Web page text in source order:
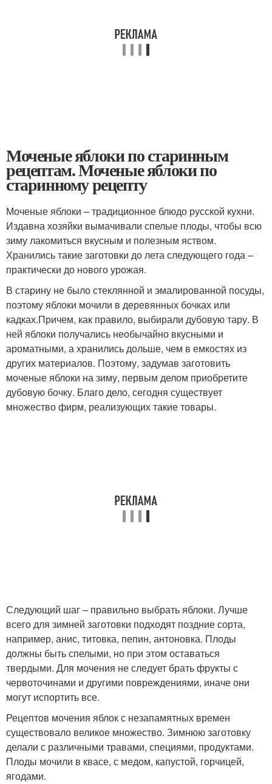
Моченые яблоки по старинным
рецептам. Моченые яблоки по
старинному рецепту
Моченые яблоки – традиционное блюдо русской кухни.
Издавна хозяйки вымачивали спелые плоды, чтобы всю
зиму лакомиться вкусным и полезным яством.
Хранились такие заготовки до лета следующего года –
практически до нового урожая.
В старину не было стеклянной и эмалированной посуды,
поэтому яблоки мочили в деревянных бочках или
кадках.Причем, как правило, выбирали дубовую тару. В
ней яблоки получались необычайно вкусными и
ароматными, а хранились дольше, чем в емкостях из
других материалов. Поэтому, задумав заготовить
моченые яблоки на зиму, первым делом приобретите
дубовую бочку. Благо дело, сегодня существует
множество фирм, реализующих такие товары.
Следующий шаг – правильно выбрать яблоки. Лучше
всего для зимней заготовки подходят поздние сорта,
например, анис, титовка, пепин, антоновка. Плоды
должны быть спелыми, но при этом оставаться
твердыми. Для мочения не следует брать фрукты с
червоточинами и другими повреждениями, иначе они
могут испортить все.
Рецептов мочения яблок с незапамятных времен
существовало великое множество. Зимнюю заготовку
делали с различными травами, специями, продуктами.
Плоды мочили в квасе, с медом, капустой, горчицей,
ягодами.